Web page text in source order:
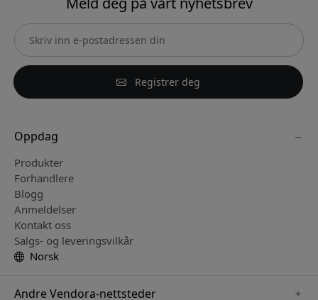
Registrer deg
Oppdag
Produkter
Forhandlere
Blogg
Anmeldelser
Kontakt oss
Salgs- og leveringsvilkår
Norsk
Andre Vendora-nettsteder